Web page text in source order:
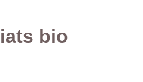
bio